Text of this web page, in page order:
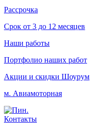
Рассрочка
Срок от 3 до 12 месяцев
Наши работы
Портфолио наших работ
Акции и скидки Шоурум
м. Авиамоторная
Контакты